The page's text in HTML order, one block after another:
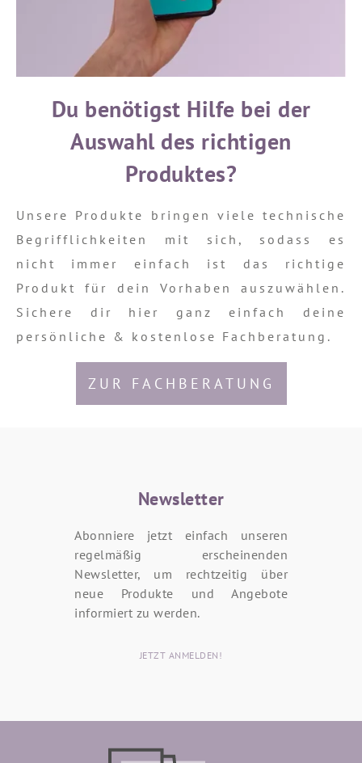
Du benötigst Hilfe bei der
Auswahl des richtigen
Produktes?
Unsere Produkte bringen viele technische
Begrifflichkeiten mit sich, sodass es
nicht immer einfach ist das richtige
Produkt für dein Vorhaben auszuwählen.
Sichere dir hier ganz einfach deine
persönliche & kostenlose Fachberatung.
ZUR FACHBERATUNG
Newsletter
Abonniere jetzt einfach unseren
regelmäßig erscheinenden
Newsletter, um rechtzeitig über
neue Produkte und Angebote
informiert zu werden.
JETZT ANMELDEN!